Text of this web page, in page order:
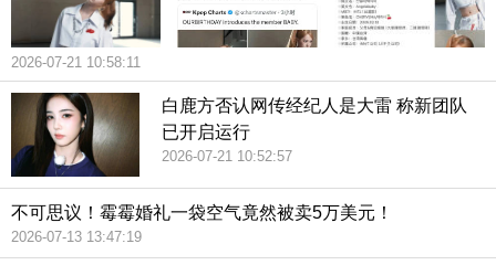
2026-07-21 10:58:11
白鹿方否认网传经纪人是大雷 称新团队
已开启运行
2026-07-21 10:52:57
不可思议！霉霉婚礼一袋空气竟然被卖5万美元！
2026-07-13 13:47:19